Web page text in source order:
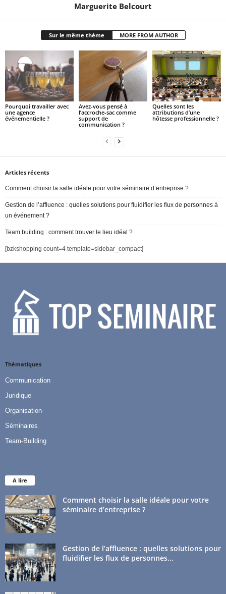
Marguerite Belcourt
Sur le même thème MORE FROM AUTHOR
Pourquoi travailler avec
une agence
événementielle ?
Avez-vous pensé à
l’accroche-sac comme
support de
communication ?
Quelles sont les
attributions d’une
hôtesse professionnelle ?
Articles récents
Comment choisir la salle idéale pour votre séminaire d’entreprise ?
Gestion de l’affluence : quelles solutions pour fluidifier les flux de personnes à
un événement ?
Team building : comment trouver le lieu idéal ?
[bzkshopping count=4 template=sidebar_compact]
Thématiques
Communication
Juridique
Organisation
Séminaires
Team-Building
A lire
Comment choisir la salle idéale pour votre
séminaire d’entreprise ?
Gestion de l’affluence : quelles solutions pour
fluidifier les flux de personnes...